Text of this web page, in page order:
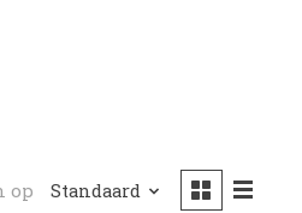
op Standaard